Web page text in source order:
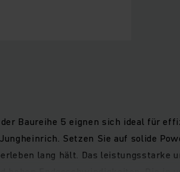
Baureihe 5 eignen sich ideal für
Setzen Sie auf solide
lang hält. Das